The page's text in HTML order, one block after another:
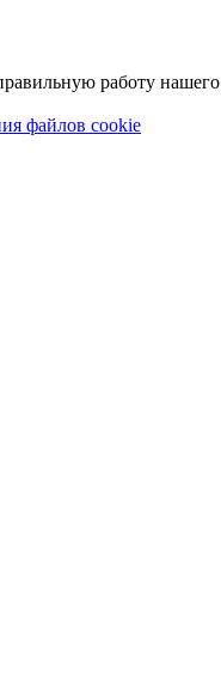
работу нашего
файлов cookie